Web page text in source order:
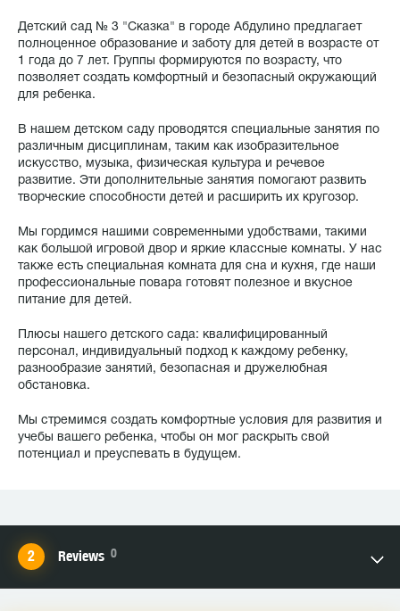
Детский сад № 3 "Сказка" в городе Абдулино предлагает
полноценное образование и заботу для детей в возрасте от
1 года до 7 лет. Группы формируются по возрасту, что
позволяет создать комфортный и безопасный окружающий
для ребенка.
В нашем детском саду проводятся специальные занятия по
различным дисциплинам, таким как изобразительное
искусство, музыка, физическая культура и речевое
развитие. Эти дополнительные занятия помогают развить
творческие способности детей и расширить их кругозор.
Мы гордимся нашими современными удобствами, такими
как большой игровой двор и яркие классные комнаты. У нас
также есть специальная комната для сна и кухня, где наши
профессиональные повара готовят полезное и вкусное
питание для детей.
Плюсы нашего детского сада: квалифицированный
персонал, индивидуальный подход к каждому ребенку,
разнообразие занятий, безопасная и дружелюбная
обстановка.
Мы стремимся создать комфортные условия для развития и
учебы вашего ребенка, чтобы он мог раскрыть свой
потенциал и преуспевать в будущем.
Reviews 0